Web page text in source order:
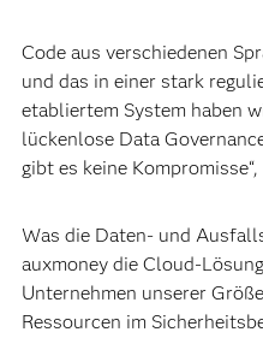
Code aus verschiedenen
und das in einer stark
etabliertem System haben
lückenlose Data
gibt es keine
Was die Daten- und
auxmoney die Cloud-
Unternehmen unserer
Ressourcen im